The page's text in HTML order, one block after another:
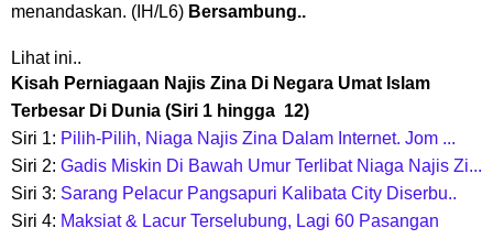
menandaskan. (IH/L6) Bersambung..
Lihat ini..
Kisah Perniagaan Najis Zina Di Negara Umat Islam
Terbesar Di Dunia (Siri 1 hingga 12)
Siri 1: Pilih-Pilih, Niaga Najis Zina Dalam Internet. Jom ...
Siri 2: Gadis Miskin Di Bawah Umur Terlibat Niaga Najis Zi...
Siri 3: Sarang Pelacur Pangsapuri Kalibata City Diserbu..
Siri 4: Maksiat & Lacur Terselubung, Lagi 60 Pasangan